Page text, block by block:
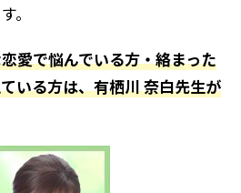
。
愛で悩んでいる方・絡まった
いる方は、有栖川 奈白先生が